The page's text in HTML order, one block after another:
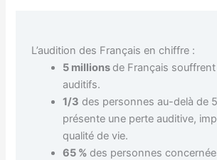
L’audition des Français en chiffre :
5 millions de Français
auditifs.
1/3 des personnes au-delà de
présente une perte auditive,
qualité de vie.
65 % des personnes